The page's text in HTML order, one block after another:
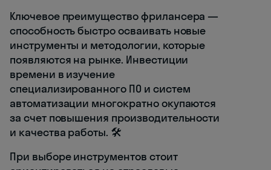
Ключевое преимущество фрилансера —
способность быстро осваивать новые
инструменты и методологии, которые
появляются на рынке. Инвестиции
времени в изучение
специализированного ПО и систем
автоматизации многократно окупаются
за счет повышения производительности
и качества работы. 🛠️
При выборе инструментов стоит